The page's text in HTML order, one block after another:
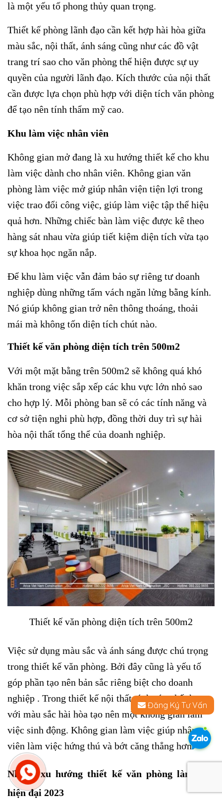
là một yếu tố phong thủy quan trọng.
Thiết kế phòng lãnh đạo cần kết hợp hài hòa giữa
màu sắc, nội thất, ánh sáng cũng như các đồ vật
trang trí sao cho văn phòng thể hiện được sự uy
quyền của người lãnh đạo. Kích thước của nội thất
cần được lựa chọn phù hợp với diện tích văn phòng
để tạo nên tính thẩm mỹ cao.
Khu làm việc nhân viên
Không gian mở đang là xu hướng thiết kế cho khu
làm việc dành cho nhân viên. Không gian văn
phòng làm việc mở giúp nhân viện tiện lợi trong
việc trao đổi công việc, giúp làm việc tập thể hiệu
quả hơn. Những chiếc bàn làm việc được kê theo
hàng sát nhau vừa giúp tiết kiệm diện tích vừa tạo
sự khoa học ngăn nắp.
Để khu làm việc vẫn đảm bảo sự riêng tư doanh
nghiệp dùng những tấm vách ngăn lửng bằng kính.
Nó giúp không gian trở nên thông thoáng, thoải
mái mà không tốn diện tích chút nào.
Thiết kế văn phòng diện tích trên 500m2
Với một mặt bằng trên 500m2 sẽ không quá khó
khăn trong việc sắp xếp các khu vực lớn nhỏ sao
cho hợp lý. Mỗi phòng ban sẽ có các tính năng và
cơ sở tiện nghi phù hợp, đồng thời duy trì sự hài
hòa nội thất tổng thể của doanh nghiệp.
Thiết kế văn phòng diện tích trên 500m2
Việc sử dụng màu sắc và ánh sáng được chú trọng
trong thiết kế văn phòng. Bởi đây cũng là yếu tố
góp phần tạo nên bản sắc riêng biệt cho doanh
nghiệp . Trong thiết kế nội thất, ánh sáng kết hợp
với màu sắc hài hòa tạo nên một không gian làm
việc sinh động. Không gian làm việc giúp nhân
viên làm việc hứng thú và bớt căng thẳng hơn.
Nhưng xu hướng thiết kế văn phòng làm việc
hiện đại 2023
Đăng Ký Tư Vấn